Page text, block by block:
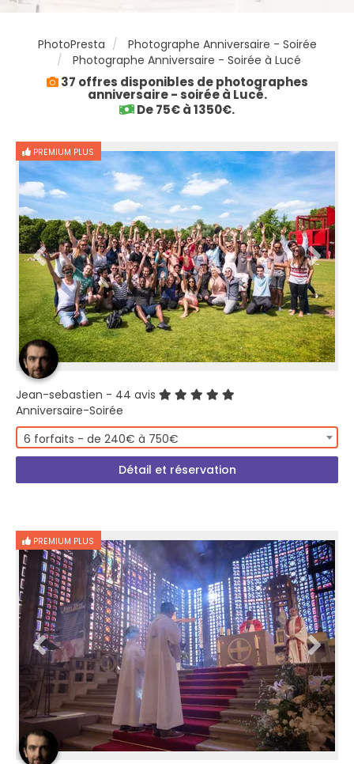
PhotoPresta
Photographe Anniversaire - Soirée
Photographe Anniversaire - Soirée à Lucé
37 offres disponibles de photographes
anniversaire - soirée à Lucé.
De 75€ à 1350€.
PREMIUM PLUS
Jean-sebastien - 44 avis
Anniversaire-Soirée
6 forfaits - de 240€ à 750€
Détail et réservation
PREMIUM PLUS